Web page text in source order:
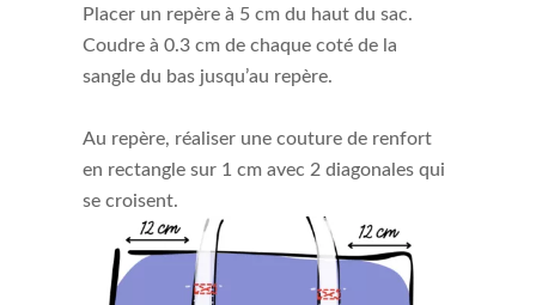
Placer un repère à 5 cm du haut du sac.
Coudre à 0.3 cm de chaque coté de la
sangle du bas jusqu’au repère.
Au repère, réaliser une couture de renfort
en rectangle sur 1 cm avec 2 diagonales qui
se croisent.